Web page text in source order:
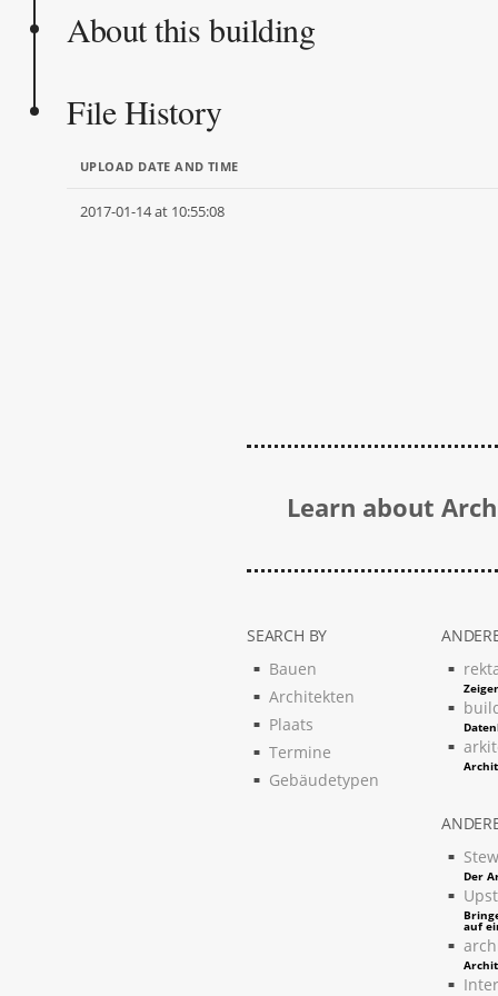
About this building
File History
UPLOAD DATE AND TIME
2017-01-14 at 10:55:08
Learn about
SEARCH BY
Bauen
Architekten
Plaats
Termine
Gebäudetypen
Der
auf